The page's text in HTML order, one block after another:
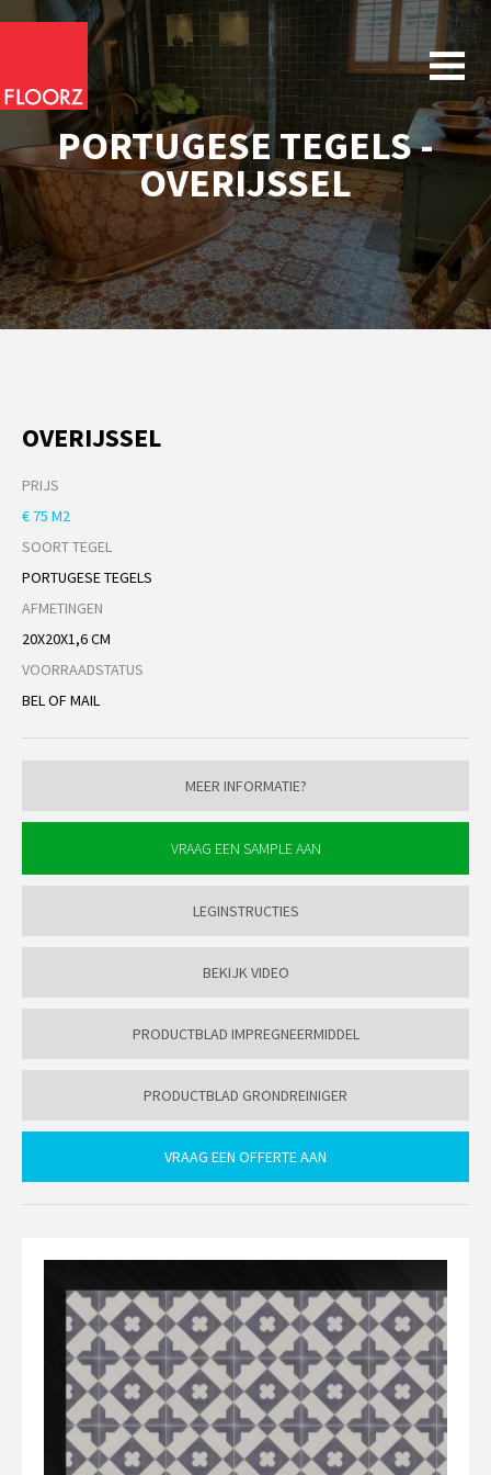
PORTUGESE TEGELS -
OVERIJSSEL
OVERIJSSEL
PRIJS
€ 75 M2
SOORT TEGEL
PORTUGESE TEGELS
AFMETINGEN
20X20X1,6 CM
VOORRAADSTATUS
BEL OF MAIL
MEER INFORMATIE?
LEGINSTRUCTIES
BEKIJK VIDEO
PRODUCTBLAD IMPREGNEERMIDDEL
PRODUCTBLAD GRONDREINIGER
VRAAG EEN OFFERTE AAN